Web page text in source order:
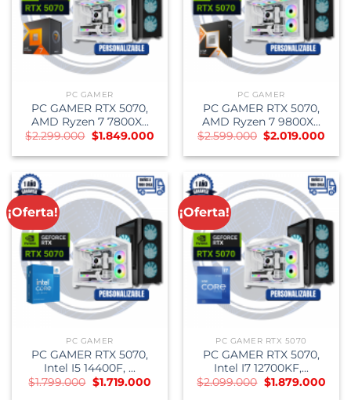
PC GAMER
PC GAMER RTX 5070,
AMD Ryzen 7 7800X...
$2.299.000 El
precio
original
$2.299.000.
$1.849.000El
actual
$1.849.000.
PC GAMER
PC GAMER RTX 5070,
AMD Ryzen 7 9800X...
$2.599.000 El
precio
original
$2.599.000.
$2.019.000
¡Oferta!
PC GAMER
PC GAMER RTX 5070,
Intel I5 14400F, ...
$1.799.000 El
precio
$1.719.000El
¡Oferta!
PC GAMER RTX 5070
PC GAMER RTX 5070,
Intel I7 12700KF,...
$2.099.000 El
precio
$1.879.000El